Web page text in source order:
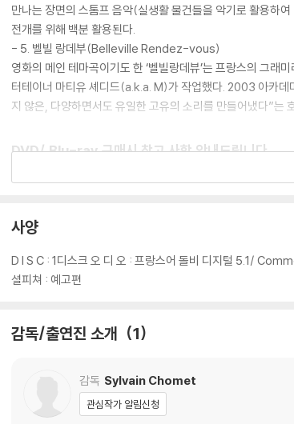
만나는 장면의 스톰프 음악(실생활 물건들을 악기로 활용하
전개를 위해 백분 활용된다.
- 5. 벨빌 랑데부(Belleville Rendez-vous)
영화의 메인 테마곡이기도 한 ‘벨빌랑데뷰’는 프랑스의 그
터테이너 마티유 셰디드(a.k.a. M)가 작업했다. 2003 아카데
지 않은, 다양하면서도 유일한 고유의 소리를 만들어냈다”는
DVD/ Blu-ray 구매시 참고 사항 안내드립니다.
※ 4K블루레이, 3D 블루레이 재생 관련 안내
필수입니다.
※ 아웃케이스/구성품/포장 상태
3) 렌티큘러 스틸북의 경우, 보호필름이 붙어 판매되기도 합
5) 아웃케이스/구성품/포장 상태 불량에 의한 교환/반품 신
※ 디스크 재생 불량
사양
D I S C : 1디스크 오 디 오 : 프랑스어 돌비 디지털 5.1/
셜피쳐 : 예고편
감독/출연진 소개 1
감독 Sylvain Chomet
관심작가 알림신청